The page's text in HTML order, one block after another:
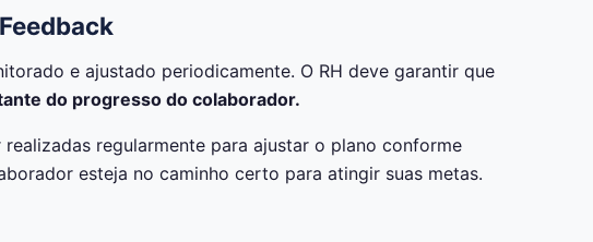
e ajustado periodicamente. O RH deve garantir que
do progresso do colaborador.
regularmente para ajustar o plano conforme
esteja no caminho certo para atingir suas metas.